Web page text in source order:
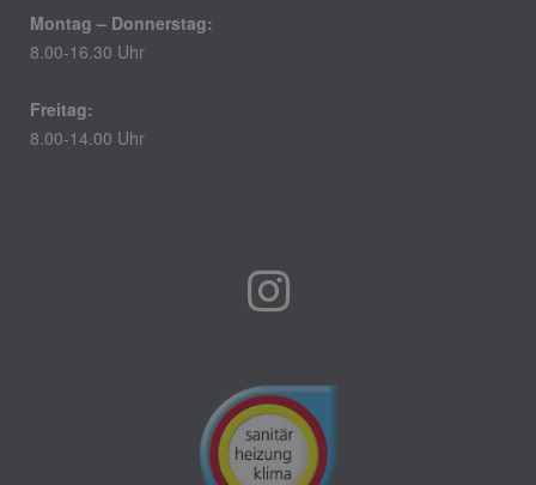
Montag – Donnerstag:
8.00-16.30 Uhr
Freitag:
8.00-14.00 Uhr